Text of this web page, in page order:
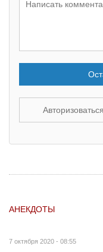
Авторизоваться
АНЕКДОТЫ
7 октября 2020 - 08:55